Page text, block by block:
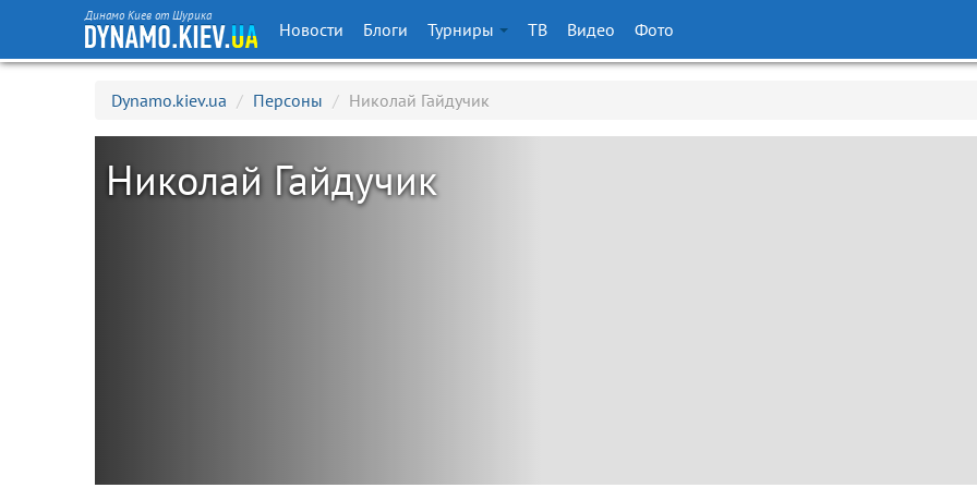
Динамо Киев от Шурика
Новости Блоги Турниры ТВ Видео Фото
Dynamo.kiev.ua / Персоны / Николай Гайдучик
Николай Гайдучик